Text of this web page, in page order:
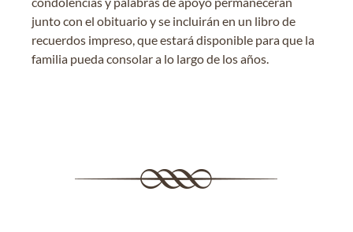
junto con el obituario y se incluirán en un libro de
recuerdos impreso, que estará disponible para que la
familia pueda consolar a lo largo de los años.